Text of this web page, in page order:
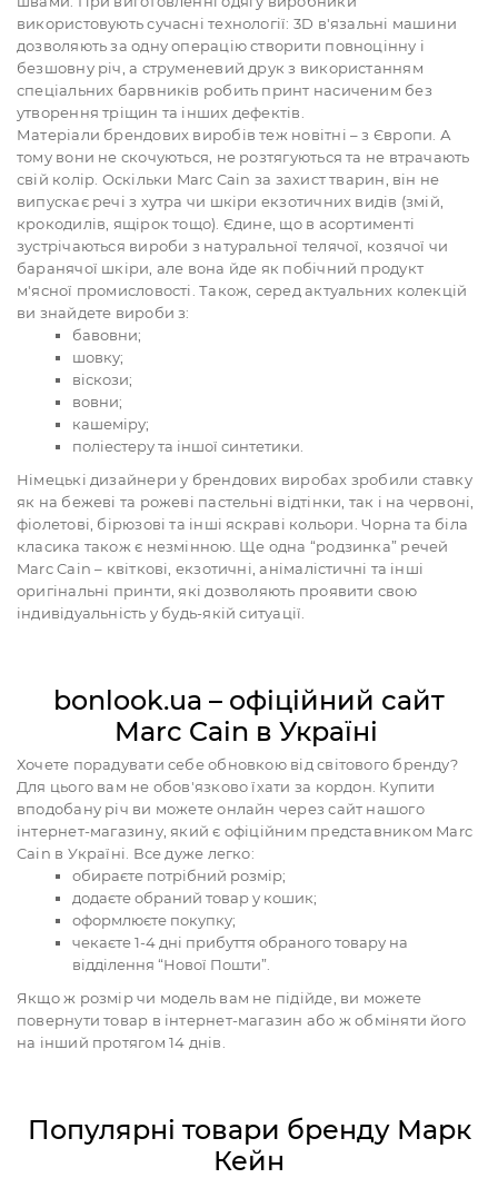
використовують сучасні технології: 3D в'язальні машини
дозволяють за одну операцію створити повноцінну і
безшовну річ, а струменевий друк з використанням
спеціальних барвників робить принт насиченим без
утворення тріщин та інших дефектів.
Матеріали брендових виробів теж новітні – з Європи. А
тому вони не скочуються, не розтягуються та не втрачають
свій колір. Оскільки Marc Cain за захист тварин, він не
випускає речі з хутра чи шкіри екзотичних видів (змій,
крокодилів, ящірок тощо). Єдине, що в асортименті
зустрічаються вироби з натуральної телячої, козячої чи
баранячої шкіри, але вона йде як побічний продукт
м'ясної промисловості. Також, серед актуальних колекцій
ви знайдете вироби з:
бавовни;
шовку;
віскози;
вовни;
кашеміру;
поліестеру та іншої синтетики.
Німецькі дизайнери у брендових виробах зробили ставку
як на бежеві та рожеві пастельні відтінки, так і на червоні,
фіолетові, бірюзові та інші яскраві кольори. Чорна та біла
класика також є незмінною. Ще одна “родзинка” речей
Marc Cain – квіткові, екзотичні, анімалістичні та інші
оригінальні принти, які дозволяють проявити свою
індивідуальність у будь-якій ситуації.
bonlook.ua – офіційний сайт
Marc Cain в Україні
Хочете порадувати себе обновкою від світового бренду?
Для цього вам не обов'язково їхати за кордон. Купити
вподобану річ ви можете онлайн через сайт нашого
інтернет-магазину, який є офіційним представником Marc
Cain в Україні. Все дуже легко:
обираєте потрібний розмір;
додаєте обраний товар у кошик;
оформлюєте покупку;
чекаєте 1-4 дні прибуття обраного товару на
відділення “Нової Пошти”.
Якщо ж розмір чи модель вам не підійде, ви можете
повернути товар в інтернет-магазин або ж обміняти його
на інший протягом 14 днів.
Популярні товари бренду Марк
Кейн